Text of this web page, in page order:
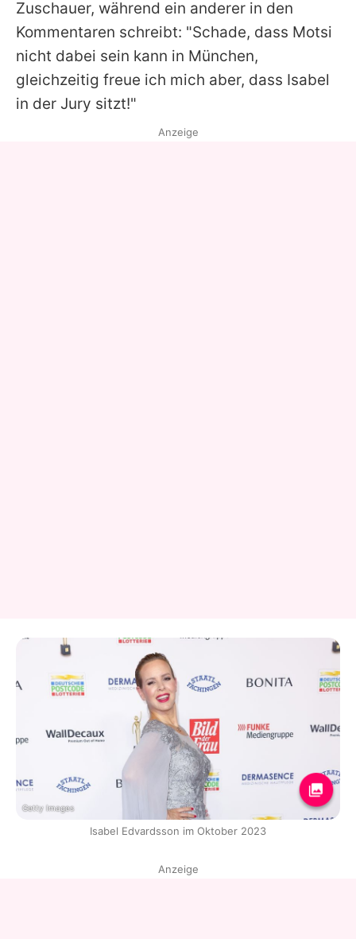
Zuschauer, während ein anderer in den
Kommentaren schreibt: "Schade, dass Motsi
nicht dabei sein kann in München,
gleichzeitig freue ich mich aber, dass Isabel
in der Jury sitzt!"
Anzeige
Getty Images
Isabel Edvardsson im Oktober 2023
Anzeige